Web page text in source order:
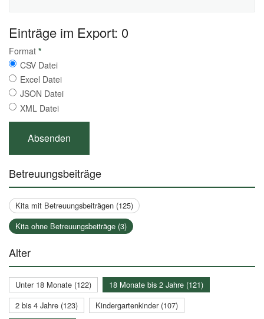
Einträge im Export: 0
Format *
CSV Datei
Excel Datei
JSON Datei
XML Datei
Betreuungsbeiträge
Kita mit Betreuungsbeiträgen (125)
Kita ohne Betreuungsbeiträge (3)
Alter
Unter 18 Monate (122)
18 Monate bis 2 Jahre (121)
2 bis 4 Jahre (123)
Kindergartenkinder (107)